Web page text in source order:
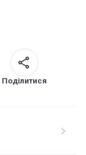
Поділитися